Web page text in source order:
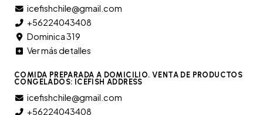
icefishchile@gmail.com
+56224043408
Dominica 319
Ver más detalles
COMIDA PREPARADA A DOMICILIO. VENTA DE PRODUCTOS
CONGELADOS: ICEFISH ADDRESS
icefishchile@gmail.com
+56224043408